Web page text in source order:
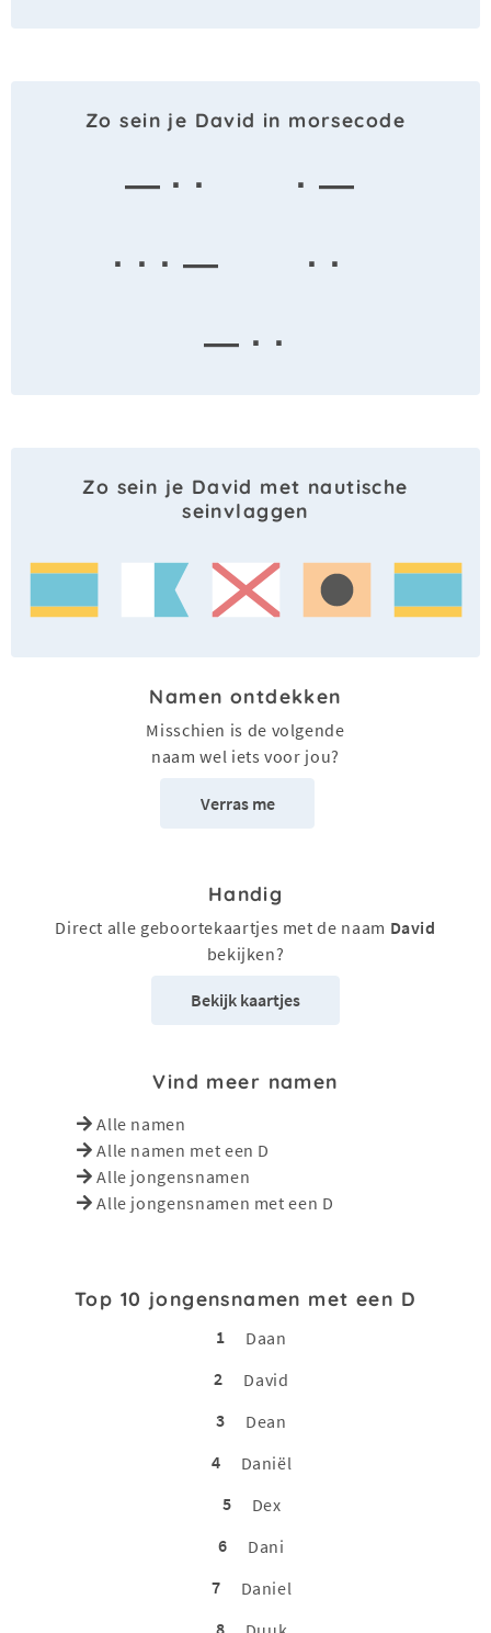
Zo sein je David in morsecode
— · ·
· —
· · · —
· ·
— · ·
Zo sein je David met nautische
seinvlaggen
Namen ontdekken
Misschien is de volgende
naam wel iets voor jou?
Verras me
Handig
Direct alle geboortekaartjes met de naam David
bekijken?
Bekijk kaartjes
Vind meer namen
Alle namen
Alle namen met een D
Alle jongensnamen
Alle jongensnamen met een D
Top 10 jongensnamen met een D
1
Daan
2
David
3
Dean
4
Daniël
5
Dex
6
Dani
7
Daniel
8